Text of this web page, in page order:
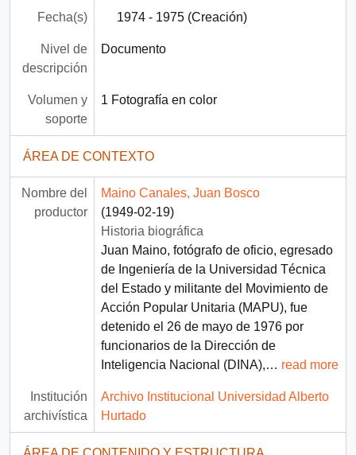
Fecha(s) 1974 - 1975 (Creación)
Nivel de
descripción
Documento
Volumen y
soporte
1 Fotografía en color
ÁREA DE CONTEXTO
Nombre del
productor
Maino Canales, Juan Bosco
(1949-02-19)
Historia biográfica
Juan Maino, fotógrafo de oficio, egresado
de Ingeniería de la Universidad Técnica
del Estado y militante del Movimiento de
Acción Popular Unitaria (MAPU), fue
detenido el 26 de mayo de 1976 por
funcionarios de la Dirección de
Inteligencia Nacional (DINA),… read more
Institución
archivística
Archivo Institucional Universidad Alberto
Hurtado